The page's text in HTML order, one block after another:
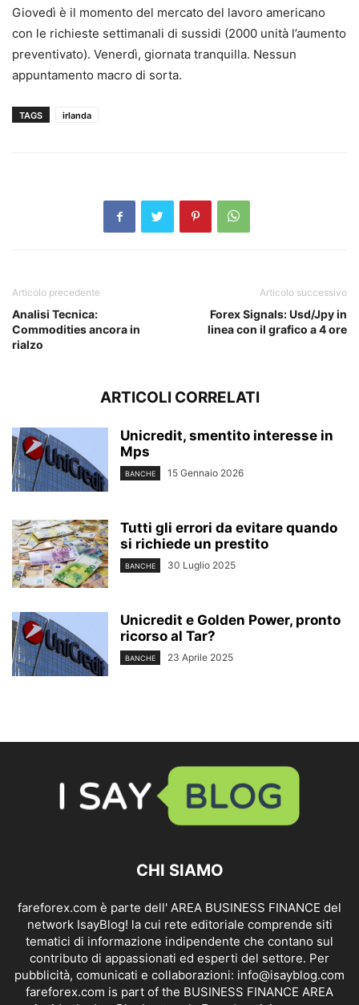
Giovedì è il momento del mercato del lavoro americano
con le richieste settimanali di sussidi (2000 unità l’aumento
preventivato). Venerdì, giornata tranquilla. Nessun
appuntamento macro di sorta.
TAGS irlanda
Articolo precedente
Analisi Tecnica:
Commodities ancora in
rialzo
Articolo successivo
Forex Signals: Usd/Jpy in
linea con il grafico a 4 ore
ARTICOLI CORRELATI
Unicredit, smentito interesse in
Mps
BANCHE 15 Gennaio 2026
Tutti gli errori da evitare quando
si richiede un prestito
BANCHE 30 Luglio 2025
Unicredit e Golden Power, pronto
ricorso al Tar?
BANCHE 23 Aprile 2025
CHI SIAMO
fareforex.com è parte dell' AREA BUSINESS FINANCE del
network IsayBlog! la cui rete editoriale comprende siti
tematici di informazione indipendente che contano sul
contributo di appassionati ed esperti del settore. Per
pubblicità, comunicati e collaborazioni: info@isayblog.com
fareforex.com is part of the BUSINESS FINANCE AREA